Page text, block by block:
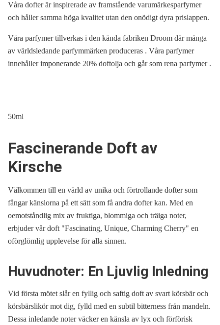
Våra dofter är inspirerade av framstående varumärkesparfymer
och håller samma höga kvalitet utan den onödigt dyra prislappen.
Våra parfymer tillverkas i den kända fabriken Droom där många
av världsledande parfymmärken produceras . Våra parfymer
innehåller imponerande 20% doftolja och går som rena parfymer .
50ml
Fascinerande Doft av
Kirsche
Välkommen till en värld av unika och förtrollande dofter som
fångar känslorna på ett sätt som få andra dofter kan. Med en
oemotståndlig mix av fruktiga, blommiga och träiga noter,
erbjuder vår doft "Fascinating, Unique, Charming Cherry" en
oförglömlig upplevelse för alla sinnen.
Huvudnoter: En Ljuvlig Inledning
Vid första mötet slår en fyllig och saftig doft av svart körsbär och
körsbärslikör mot dig, fylld med en subtil bitterness från mandeln.
Dessa inledande noter väcker en känsla av lyx och förförisk